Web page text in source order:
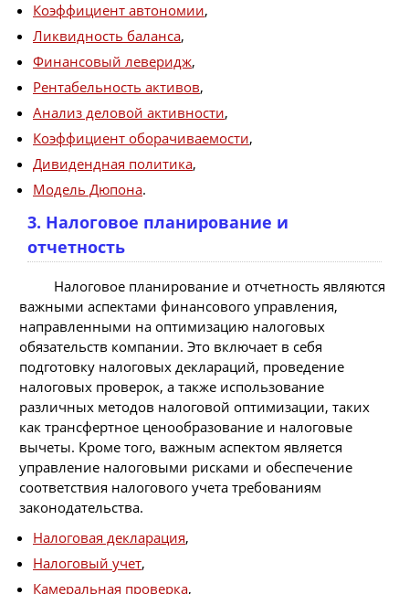
Коэффициент автономии,
Ликвидность баланса,
Финансовый леверидж,
Рентабельность активов,
Анализ деловой активности,
Коэффициент оборачиваемости,
Дивидендная политика,
Модель Дюпона.
3. Налоговое планирование и
отчетность
Налоговое планирование и отчетность являются
важными аспектами финансового управления,
направленными на оптимизацию налоговых
обязательств компании. Это включает в себя
подготовку налоговых деклараций, проведение
налоговых проверок, а также использование
различных методов налоговой оптимизации, таких
как трансфертное ценообразование и налоговые
вычеты. Кроме того, важным аспектом является
управление налоговыми рисками и обеспечение
соответствия налогового учета требованиям
законодательства.
Налоговая декларация,
Налоговый учет,
Камеральная проверка,